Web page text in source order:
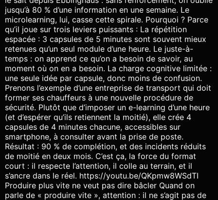
jusqu’à 80 % d’une information en une semaine. Le
microlearning, lui, casse cette spirale. Pourquoi ? Parce
qu’il joue sur trois leviers puissants : La répétition
espacée : 3 capsules de 5 minutes sont souvent mieux
retenues qu’un seul module d’une heure. Le juste-à-
temps : on apprend ce qu’on a besoin de savoir, au
moment où on en a besoin. La charge cognitive limitée :
une seule idée par capsule, donc moins de confusion.
Prenons l’exemple d’une entreprise de transport qui doit
former ses chauffeurs à une nouvelle procédure de
sécurité. Plutôt que d’imposer un e-learning d’une heure
(et d’espérer qu’ils retiennent la moitié), elle crée 4
capsules de 4 minutes chacune, accessibles sur
smartphone, à consulter avant la prise de poste.
Résultat : 90 % de complétion, et des incidents réduits
de moitié en deux mois. C’est ça, la force du format
court : il respecte l’attention, il colle au terrain, et il
s’ancre dans le réel. https://youtu.be/QKpmw8WSdTI
Produire plus vite ne veut pas dire bâcler Quand on
parle de « produire vite », attention : il ne s’agit pas de